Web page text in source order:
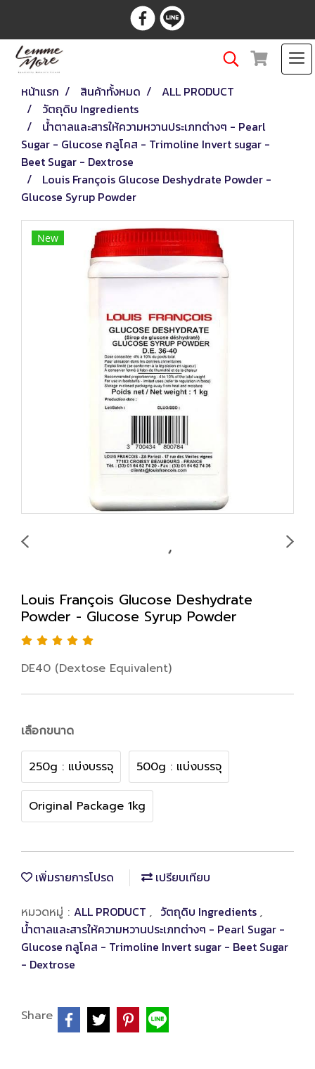
หน้าแรก สินค้าทั้งหมด
ALL PRODUCT
วัตถุดิบ Ingredients
น้ำตาลและสารให้ความหวานประเภทต่างๆ - Pearl
Sugar - Glucose กลูโคส - Trimoline Invert sugar -
Beet Sugar - Dextrose
Louis François Glucose Deshydrate Powder -
Glucose Syrup Powder
New
Louis François Glucose Deshydrate
Powder - Glucose Syrup Powder
DE40 (Dextose Equivalent)
เลือกขนาด
250g : แบ่งบรรจุ 500g : แบ่งบรรจุ
Original Package 1kg
เพิ่มรายการโปรด เปรียบเทียบ
หมวดหมู่ : ALL PRODUCT , วัตถุดิบ Ingredients ,
น้ำตาลและสารให้ความหวานประเภทต่างๆ - Pearl Sugar -
Glucose กลูโคส - Trimoline Invert sugar - Beet Sugar
- Dextrose
Share